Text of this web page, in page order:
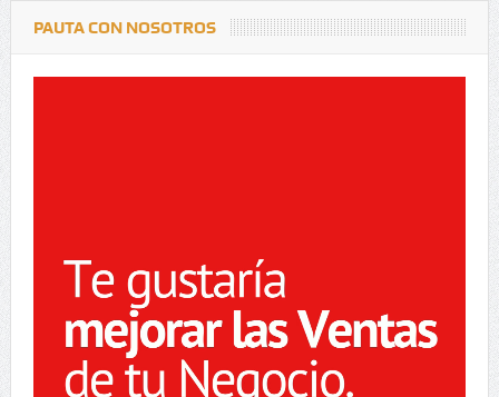
PAUTA CON NOSOTROS